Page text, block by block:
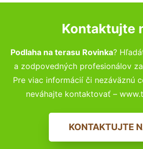
Kontaktujte
Podlaha na terasu Rovinka?
a zodpovedných profesionálov
Pre viac informácií či nezáväznú
neváhajte kontaktovať –
KONTAKTUJTE